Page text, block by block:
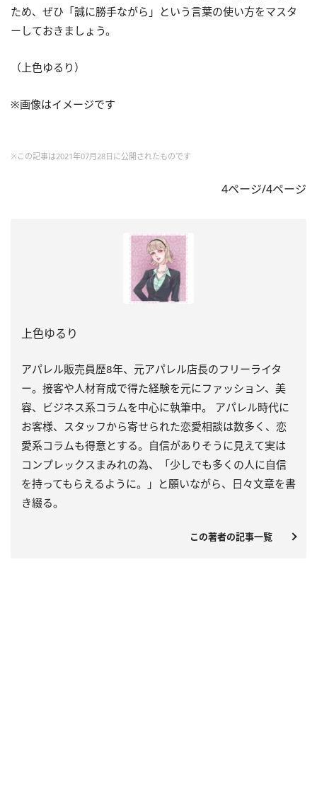
ため、ぜひ「誠に勝手ながら」という言葉の使い方をマスタ
ーしておきましょう。
（上色ゆるり）
※画像はイメージです
※この記事は2021年07月28日に公開されたものです
4ページ/4ページ
上色ゆるり
アパレル販売員歴8年、元アパレル店長のフリーライタ
ー。接客や人材育成で得た経験を元にファッション、美
容、ビジネス系コラムを中心に執筆中。 アパレル時代に
お客様、スタッフから寄せられた恋愛相談は数多く、恋
愛系コラムも得意とする。自信がありそうに見えて実は
コンプレックスまみれの為、「少しでも多くの人に自信
を持ってもらえるように。」と願いながら、日々文章を書
き綴る。
この著者の記事一覧